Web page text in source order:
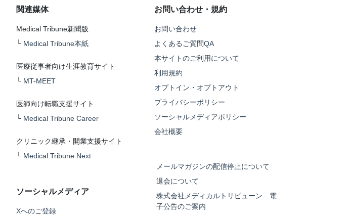
関連媒体
Medical Tribune新聞版
└ Medical Tribune本紙
医療従事者向け生涯教育サイト
└ MT-MEET
医師向け転職支援サイト
└ Medical Tribune Career
クリニック継承・開業支援サイト
└ Medical Tribune Next
ソーシャルメディア
Xへのご登録
お問い合わせ・規約
お問い合わせ
よくあるご質問QA
本サイトのご利用について
利用規約
オプトイン・オプトアウト
プライバシーポリシー
ソーシャルメディアポリシー
会社概要
メールマガジンの配信停止について
退会について
株式会社メディカルトリビューン 電
子公告のご案内